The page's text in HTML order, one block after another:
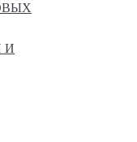
И